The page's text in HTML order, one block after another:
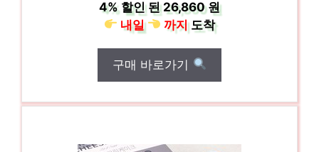
4% 할인 된26,860 원
내일
까지도착
구매 바로가기